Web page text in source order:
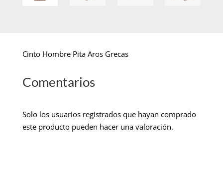
Cinto Hombre Pita Aros Grecas
Comentarios
Solo los usuarios registrados que hayan comprado
este producto pueden hacer una valoración.